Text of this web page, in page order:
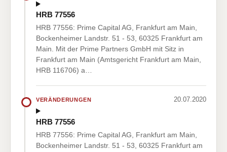
HRB 77556
HRB 77556: Prime Capital AG, Frankfurt am Main,
Bockenheimer Landstr. 51 - 53, 60325 Frankfurt am
Main. Mit der Prime Partners GmbH mit Sitz in
Frankfurt am Main (Amtsgericht Frankfurt am Main,
HRB 116706) a…
VERÄNDERUNGEN 20.07.2020
HRB 77556
HRB 77556: Prime Capital AG, Frankfurt am Main,
Bockenheimer Landstr. 51 - 53, 60325 Frankfurt am